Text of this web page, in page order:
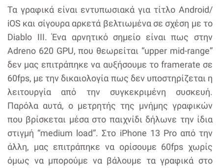
Τα γραφικά είναι εντυπωσιακά για τίτλο Android/
iOS και σίγουρα αρκετά βελτιωμένα σε σχέση με το
Diablo III. Ένα αρνητικό σημείο είναι πως στην
Adreno 620 GPU, που θεωρείται “upper mid-range”
δεν μας επιτράπηκε να αυξήσουμε το framerate σε
60fps, με την δικαιολογία πως δεν υποστηρίζεται η
λειτουργία από την συγκεκριμένη συσκευή.
Παρόλα αυτά, ο μετρητής της μνήμης γραφικών
που βρίσκεται μέσα στο παιχνίδι δήλωνε την ίδια
στιγμή “medium load”. Στο iPhone 13 Pro από την
άλλη, μας επιτράπηκε να ορίσουμε 60fps χωρίς
όμως να μπορούμε να βάλουμε τα γραφικά στο